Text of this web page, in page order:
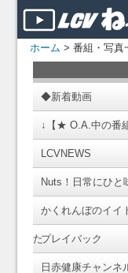
ホーム > 番組・写真
◆新着動画
↓【★ O.A.中の番
LCVNEWS
Nuts！日常にひと
かくれんぼのイイ
たプレイバック
日赤健康チャンネ